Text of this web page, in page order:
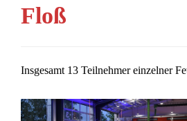
Floß
Insgesamt 13 Teilnehmer einzelner